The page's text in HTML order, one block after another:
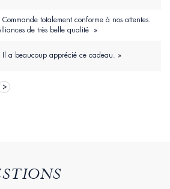
Commande totalement conforme à nos attentes.
de très belle qualité »
Il a beaucoup apprécié ce cadeau. »